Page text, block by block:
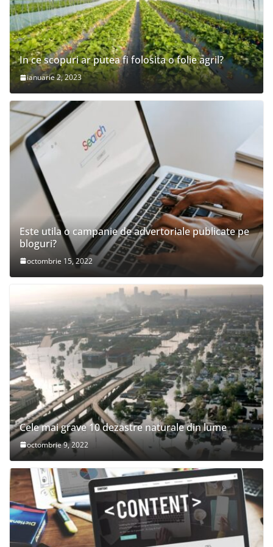
In ce scopuri ar putea fi folosita o folie agril?
ianuarie 2, 2023
Este utila o campanie de advertoriale publicate pe
bloguri?
octombrie 15, 2022
Cele mai grave 10 dezastre naturale din lume
octombrie 9, 2022